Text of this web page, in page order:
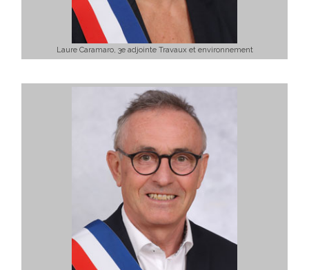
Laure Caramaro, 3e adjointe Travaux et environnement